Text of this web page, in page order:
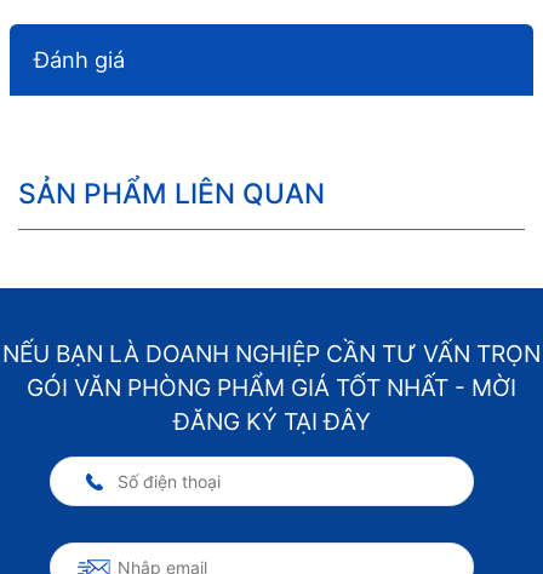
Đánh giá
SẢN PHẨM LIÊN QUAN
NẾU BẠN LÀ DOANH NGHIỆP CẦN TƯ VẤN TRỌN
GÓI VĂN PHÒNG PHẨM GIÁ TỐT NHẤT - MỜI
ĐĂNG KÝ TẠI ĐÂY